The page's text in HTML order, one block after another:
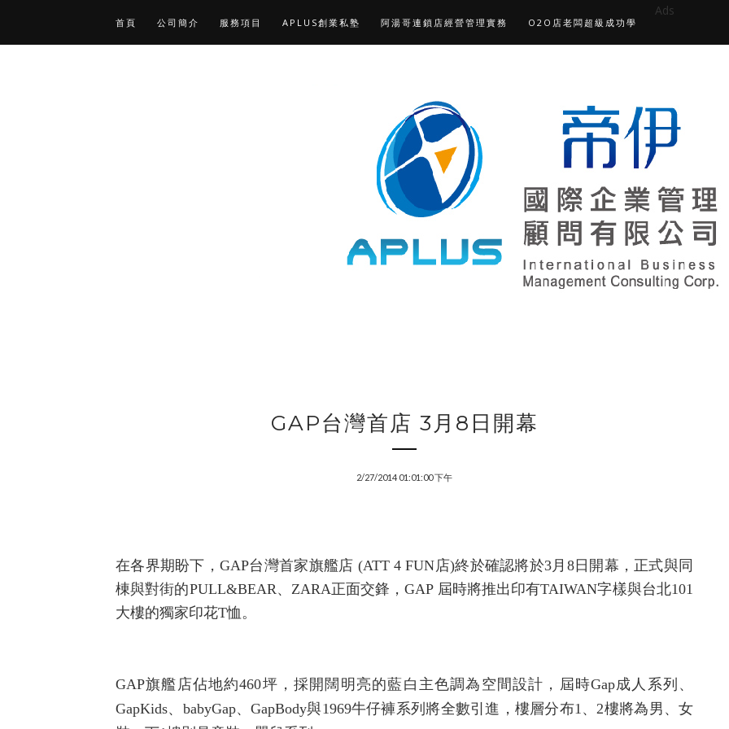
首頁 公司簡介 服務項目 APLUS創業私塾 阿湯哥連鎖店經營管理實務 O2O店老闆超級成功學
Ads
GAP台灣首店 3月8日開幕
2/27/2014 01:01:00 下午
在各界期盼下，GAP台灣首家旗艦店 (ATT 4 FUN店)終於確認將於3月 8日開幕，正式與同
棟與對街的PULL&BEAR、 ZARA正面交鋒，GAP 屆時將推出印有TAIWAN字樣與台北101
大樓的獨家印花T恤。
GAP旗艦店佔地約460坪，採開闊明亮的藍白主色調為空間設計，屆時Gap成人系列、
GapKids、 babyGap、GapBody與1969牛仔褲系列將全數引進，樓層分布1、2樓將為男、女